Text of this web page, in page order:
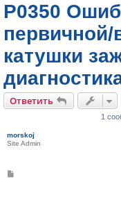
P0350
первичной/
катушки
Ответить
1
morskoj
Site Admin